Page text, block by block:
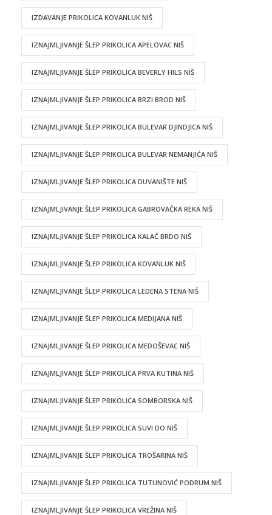
IZDAVANJE PRIKOLICA KOVANLUK NIŠ
IZNAJMLJIVANJE ŠLEP PRIKOLICA APELOVAC NIŠ
IZNAJMLJIVANJE ŠLEP PRIKOLICA BEVERLY HILS NIŠ
IZNAJMLJIVANJE ŠLEP PRIKOLICA BRZI BROD NIŠ
IZNAJMLJIVANJE ŠLEP PRIKOLICA BULEVAR DJINDJICA NIŠ
IZNAJMLJIVANJE ŠLEP PRIKOLICA BULEVAR NEMANJIĆA NIŠ
IZNAJMLJIVANJE ŠLEP PRIKOLICA DUVANIŠTE NIŠ
IZNAJMLJIVANJE ŠLEP PRIKOLICA GABROVAČKA REKA NIŠ
IZNAJMLJIVANJE ŠLEP PRIKOLICA KALAČ BRDO NIŠ
IZNAJMLJIVANJE ŠLEP PRIKOLICA KOVANLUK NIŠ
IZNAJMLJIVANJE ŠLEP PRIKOLICA LEDENA STENA NIŠ
IZNAJMLJIVANJE ŠLEP PRIKOLICA MEDIJANA NIŠ
IZNAJMLJIVANJE ŠLEP PRIKOLICA MEDOŠEVAC NIŠ
IZNAJMLJIVANJE ŠLEP PRIKOLICA PRVA KUTINA NIŠ
IZNAJMLJIVANJE ŠLEP PRIKOLICA SOMBORSKA NIŠ
IZNAJMLJIVANJE ŠLEP PRIKOLICA SUVI DO NIŠ
IZNAJMLJIVANJE ŠLEP PRIKOLICA TROŠARINA NIŠ
IZNAJMLJIVANJE ŠLEP PRIKOLICA TUTUNOVIĆ PODRUM NIŠ
IZNAJMLJIVANJE ŠLEP PRIKOLICA VREŽINA NIŠ